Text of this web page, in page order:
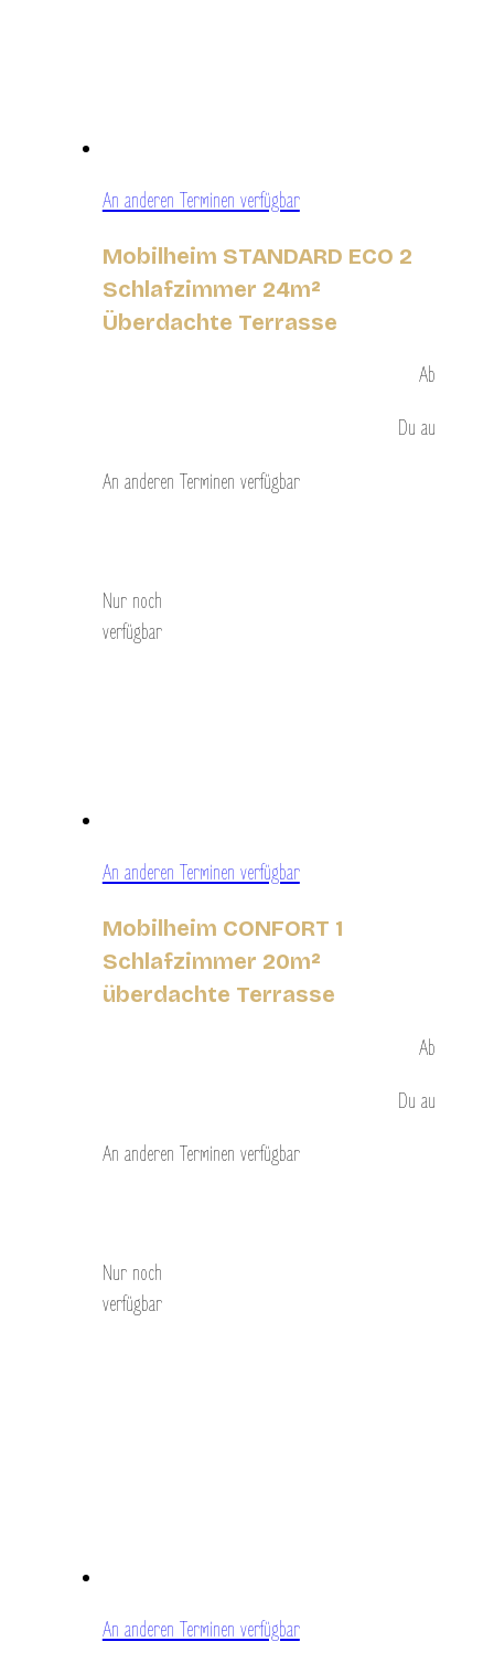
An anderen Terminen verfügbar
Mobilheim STANDARD ECO 2
Schlafzimmer 24m²
Überdachte Terrasse
Ab
Duau
An anderen Terminen verfügbar
Nur noch
verfügbar
An anderen Terminen verfügbar
Mobilheim CONFORT 1
Schlafzimmer 20m²
überdachte Terrasse
Ab
Duau
An anderen Terminen verfügbar
Nur noch
verfügbar
An anderen Terminen verfügbar